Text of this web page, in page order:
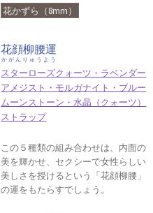
花かずら（8mm）
花顔柳腰運
かがんりゅうよう
スターローズクォーツ・ラベンダー
アメジスト・モルガナイト・ブルー
ムーンストーン・水晶（クォーツ）
ストラップ
この５種類の組み合わせは、内面の
美を輝かせ、セクシーで女性らしい
美しさを授けるという「花顔柳腰」
の運をもたらすでしょう。